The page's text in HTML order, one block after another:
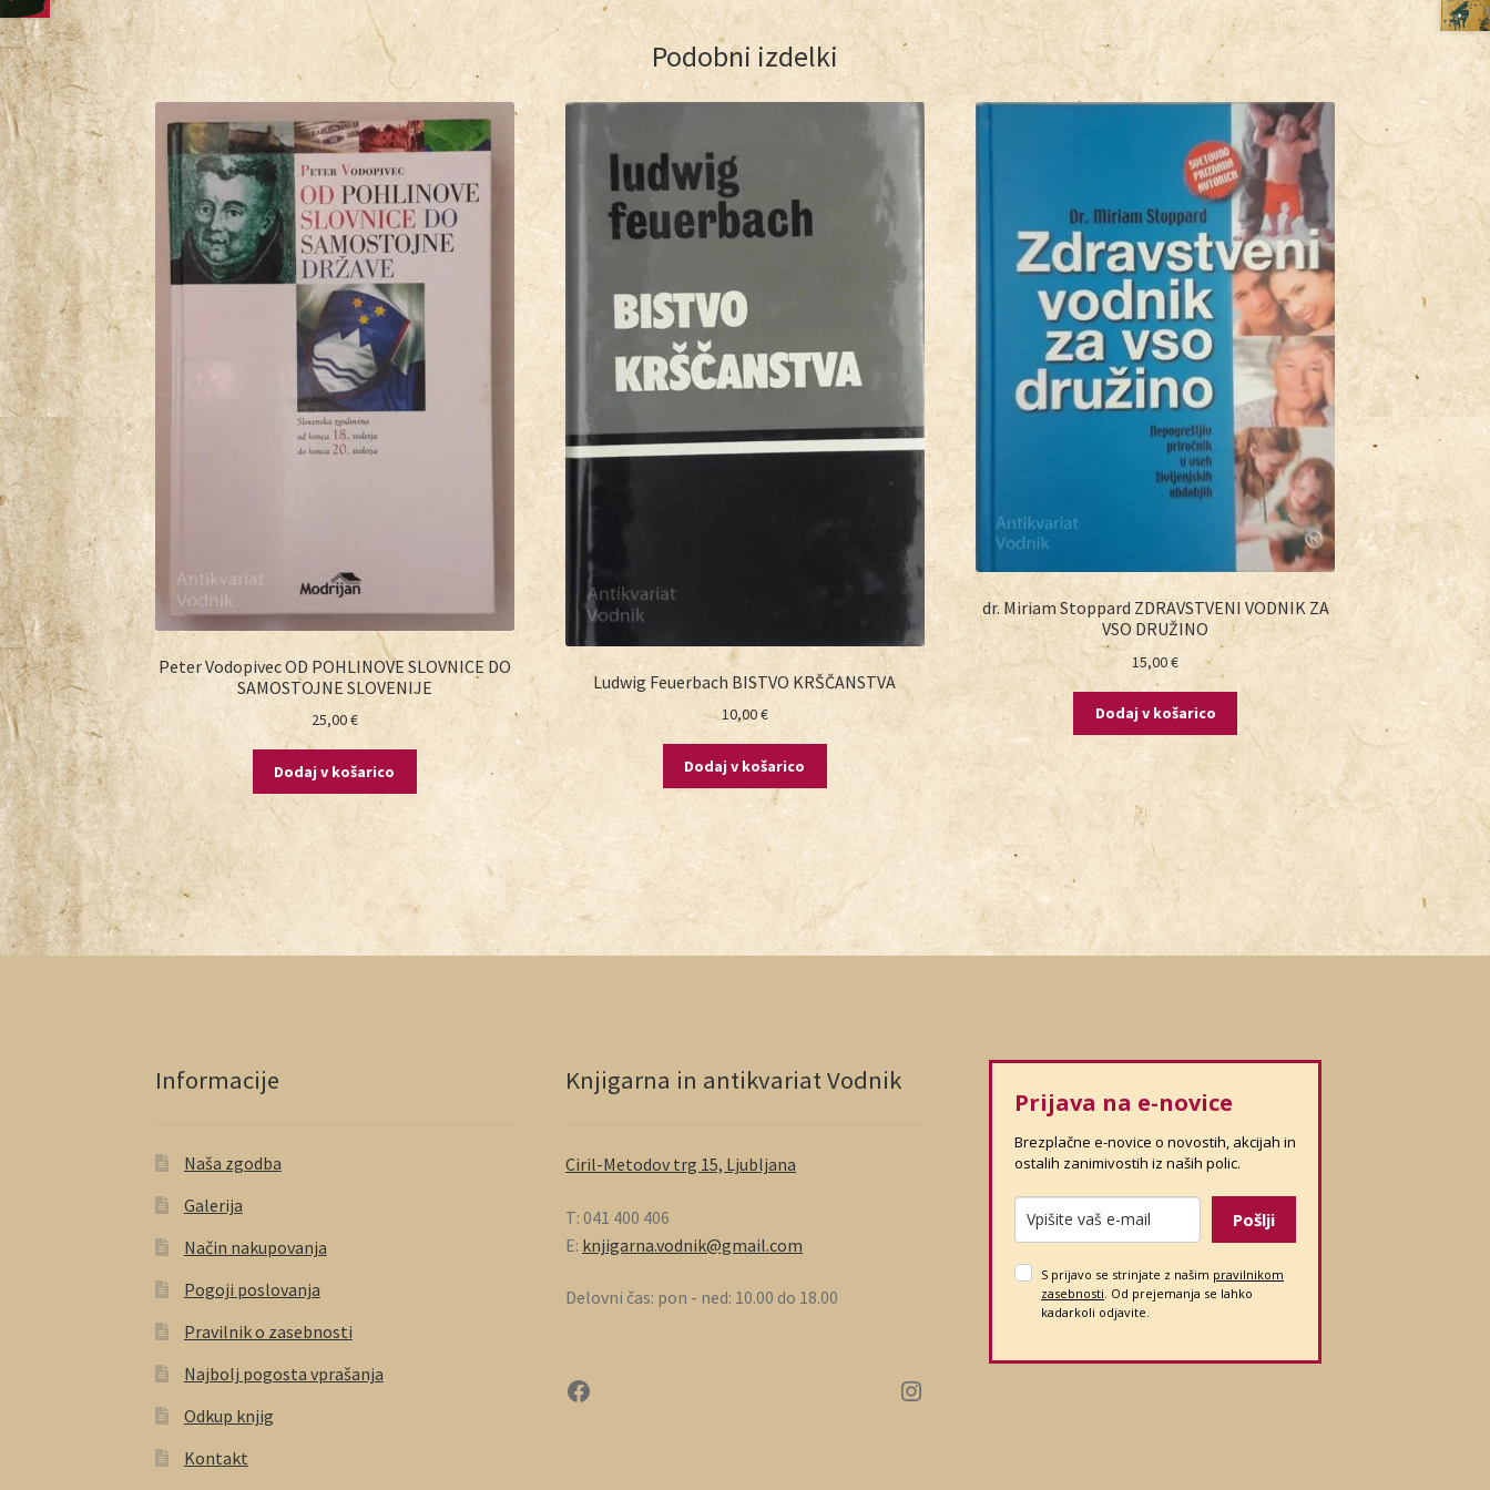
Podobni izdelki
Peter Vodopivec OD POHLINOVE SLOVNICE DO
SAMOSTOJNE SLOVENIJE
25,00€
Dodaj v košarico
Ludwig Feuerbach BISTVO KRŠČANSTVA
10,00€
Dodaj v košarico
dr. Miriam Stoppard ZDRAVSTVENI VODNIK ZA
VSO DRUŽINO
15,00€
Dodaj v košarico
Informacije
Naša zgodba
Galerija
Način nakupovanja
Pogoji poslovanja
Pravilnik o zasebnosti
Najbolj pogosta vprašanja
Odkup knjig
Kontakt
Knjigarna in antikvariat Vodnik
Ciril-Metodov trg 15, Ljubljana
T: 041 400 406
E: knjigarna.vodnik@gmail.com
Delovni čas: pon - ned: 10.00 do 18.00
Prijava na e-novice
Brezplačne e-novice o novostih, akcijah in
ostalih zanimivostih iz naših polic.
Pošlji
S prijavo se strinjate z našim pravilnikom
zasebnosti . Od prejemanja se lahko
kadarkoli odjavite.